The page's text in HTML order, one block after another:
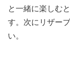
と一緒に楽しむ
す。次にリザー
い。